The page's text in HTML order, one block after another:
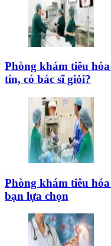
Phòng khám tiêu
tín, có bác sĩ giỏi?
Phòng khám tiêu
bạn lựa chọn